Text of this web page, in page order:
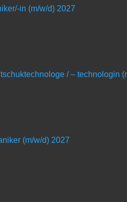
in (m/w/d) 2027
/ – technologin
(m/w/d) 2027
erlernst du auch die
vielfältige und moderne Ausbildung
für eine spannende technische
und Herausforderungen?